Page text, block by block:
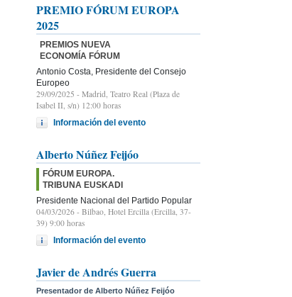
PREMIO FÓRUM EUROPA
2025
PREMIOS NUEVA
ECONOMÍA FÓRUM
Antonio Costa, Presidente del Consejo
Europeo
29/09/2025 - Madrid, Teatro Real (Plaza de
Isabel II, s/n) 12:00 horas
Información del evento
Alberto Núñez Feijóo
FÓRUM EUROPA.
TRIBUNA EUSKADI
Presidente Nacional del Partido Popular
04/03/2026 - Bilbao, Hotel Ercilla (Ercilla, 37-
39) 9:00 horas
Información del evento
Javier de Andrés Guerra
Presentador de Alberto Núñez Feijóo